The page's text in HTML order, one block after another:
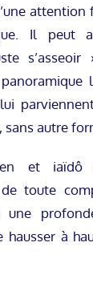
attention
Il peut
s’asseoir
sans autre
et
toute
une
à